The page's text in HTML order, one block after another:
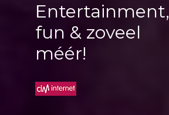
Entertainment,
fun & zoveel
méér!